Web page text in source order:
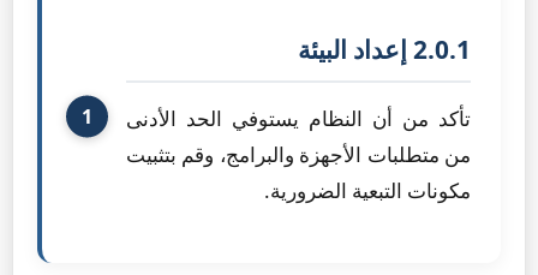
2.0.1 إعداد البيئة
تأكد من أن النظام يستوفي الحد الأدنى
من متطلبات الأجهزة والبرامج، وقم بتثبيت
مكونات التبعية الضرورية.